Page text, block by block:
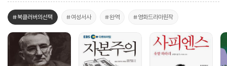
#북클러버의선택 #여성서사 #완역 #영화드라마원작